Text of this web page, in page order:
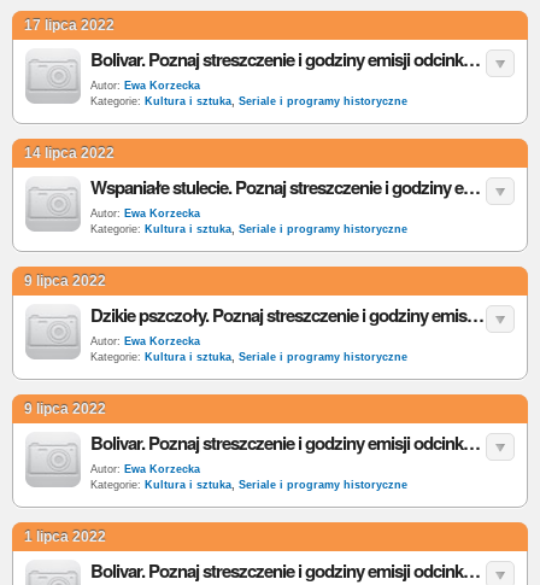
17 lipca 2022
Bolivar. Poznaj streszczenie i godziny emisji odcinków 51-60 historycznego serialu w TVP
Autor: Ewa Korzecka
Kategorie: Kultura i sztuka, Seriale i programy historyczne
14 lipca 2022
Wspaniałe stulecie. Poznaj streszczenie i godziny emisji odcinków 71-80 kostiumowej telenoweli w TVP
Autor: Ewa Korzecka
Kategorie: Kultura i sztuka, Seriale i programy historyczne
9 lipca 2022
Dzikie pszczoły. Poznaj streszczenie i godziny emisji odcinków 281-290 kostiumowej telenoweli w TVP
Autor: Ewa Korzecka
Kategorie: Kultura i sztuka, Seriale i programy historyczne
9 lipca 2022
Bolivar. Poznaj streszczenie i godziny emisji odcinków 41-50 historycznego serialu w TVP
Autor: Ewa Korzecka
Kategorie: Kultura i sztuka, Seriale i programy historyczne
1 lipca 2022
Bolivar. Poznaj streszczenie i godziny emisji odcinków 31-40 historycznego serialu w TVP